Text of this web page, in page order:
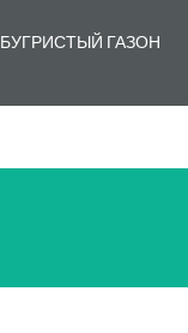
БУГРИСТЫЙ ГАЗОН